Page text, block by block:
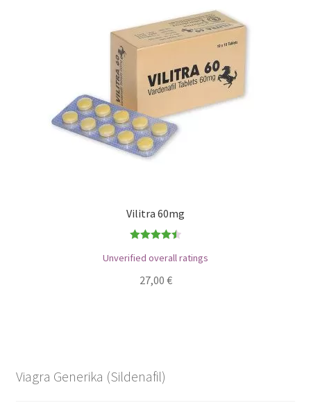
Vilitra 60mg
mit4.50
von 5
Unverified overall ratings
27,00 €
Viagra Generika (Sildenafil)